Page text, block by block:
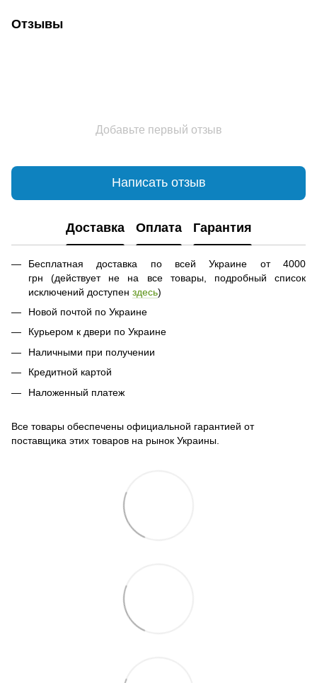
Отзывы
Добавьте первый отзыв
Написать отзыв
Доставка Оплата Гарантия
Бесплатная доставка по всей Украине от 4000
грн (действует не на все товары, подробный список
исключений доступен здесь)
Новой почтой по Украине
Курьером к двери по Украине
Наличными при получении
Кредитной картой
Наложенный платеж
Все товары обеспечены официальной гарантией от
поставщика этих товаров на рынок Украины.